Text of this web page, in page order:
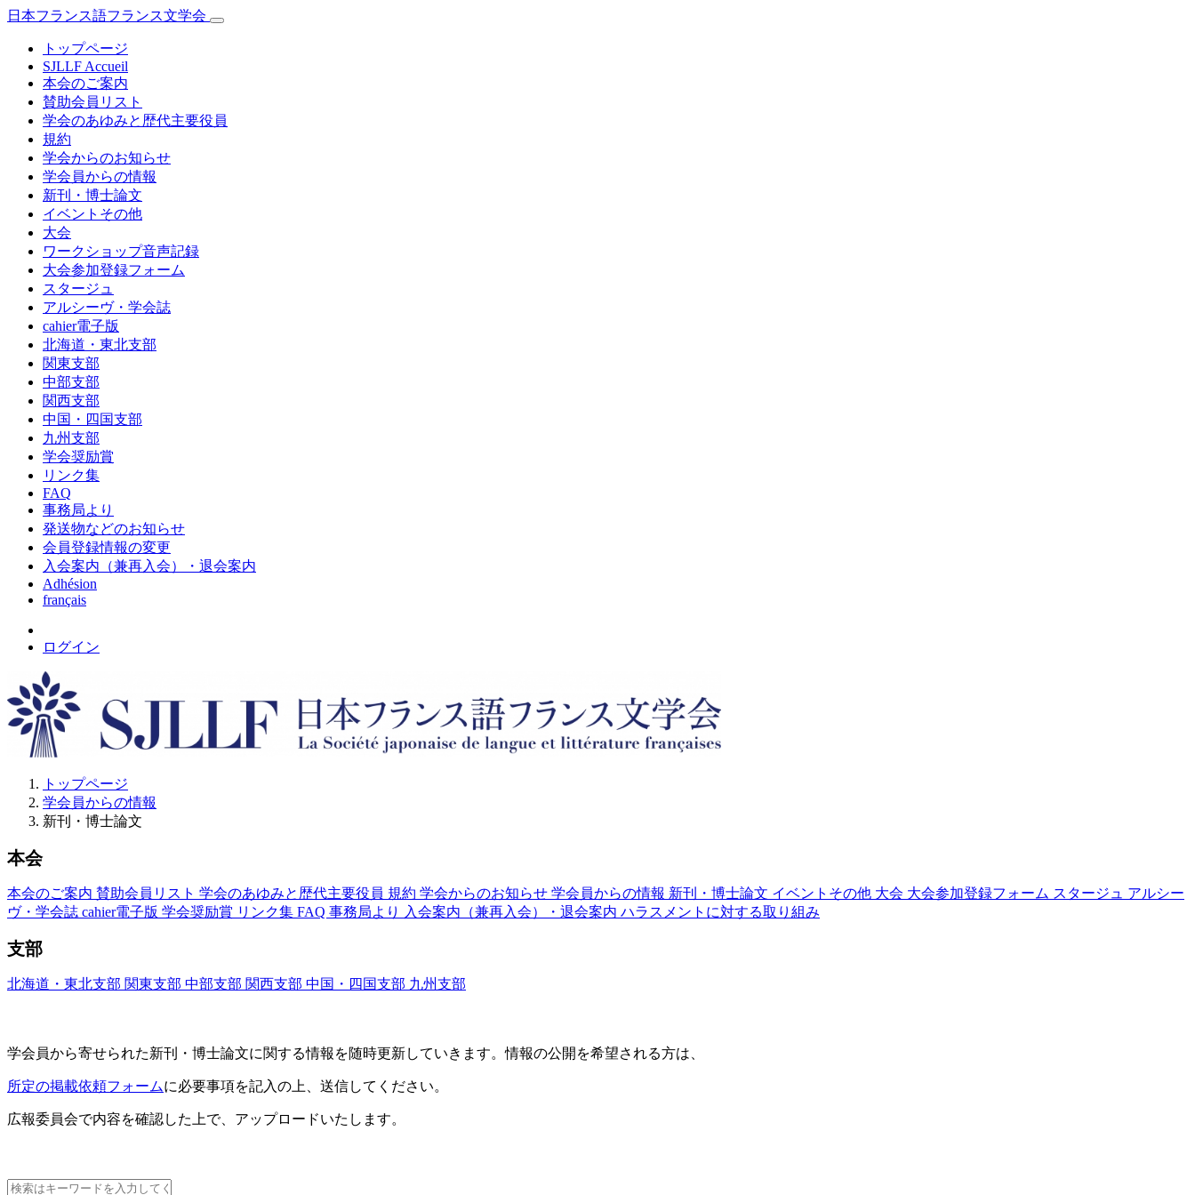
日本フランス語フランス文学会
トップページ
SJLLF Accueil
本会のご案内
賛助会員リスト
学会のあゆみと歴代主要役員
規約
学会からのお知らせ
学会員からの情報
新刊・博士論文
イベントその他
大会
ワークショップ音声記録
大会参加登録フォーム
スタージュ
アルシーヴ・学会誌
cahier電子版
北海道・東北支部
関東支部
中部支部
関西支部
中国・四国支部
九州支部
学会奨励賞
リンク集
FAQ
事務局より
発送物などのお知らせ
会員登録情報の変更
入会案内（兼再入会）・退会案内
Adhésion
français
ログイン
トップページ
学会員からの情報
新刊・博士論文
本会
本会のご案内 賛助会員リスト 学会のあゆみと歴代主要役員 規約 学会からのお知らせ 学会員からの情報 新刊・博士論文 イベントその他 大会 大会参加登録フォーム スタージュ アルシー
ヴ・学会誌 cahier電子版 学会奨励賞 リンク集 FAQ 事務局より 入会案内（兼再入会）・退会案内 ハラスメントに対する取り組み
支部
北海道・東北支部 関東支部 中部支部 関西支部 中国・四国支部 九州支部
学会員から寄せられた新刊・ 博士論文に関する情報を随時更新していきます。情報の公開を希望される方は、
所定の掲載依頼フォームに必要事項を記入の上、送信してください。
広報委員会で内容を確認した上で、アップロードいたします。